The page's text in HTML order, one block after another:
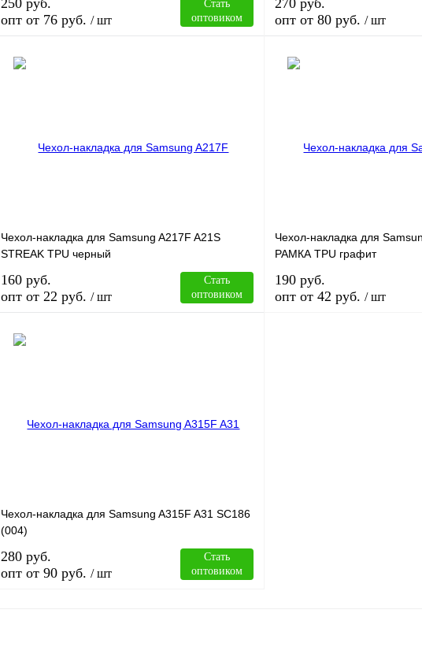
250 руб.
опт от 76 руб. / шт
Стать
оптовиком
В избранное
В
270 руб.
опт от 80 руб. / шт
В избранное
Чехол-накладка для Samsung A217F A21S
STREAK TPU черный
160 руб.
опт от 22 руб. / шт
Стать
оптовиком
В избранное
В
Чехол-накладка для
РАМКА TPU графит
190 руб.
опт от 42 руб. / шт
Чехол-накладка для Samsung A315F A31 SC186
(004)
280 руб.
опт от 90 руб. / шт
Стать
оптовиком